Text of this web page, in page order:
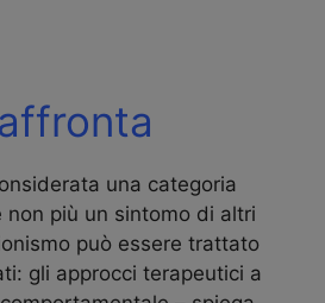
una categoria
non più un sintomo di altri
può essere trattato
gli approcci terapeutici a